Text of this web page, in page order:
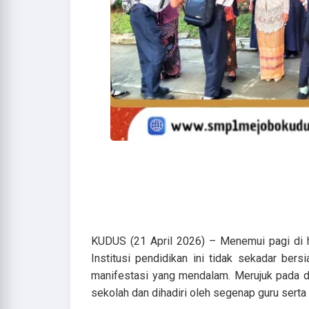
KUDUS (21 April 2026) – Menemui pagi
Institusi pendidikan ini tidak sekadar
manifestasi yang mendalam. Merujuk pada
sekolah dan dihadiri oleh segenap guru